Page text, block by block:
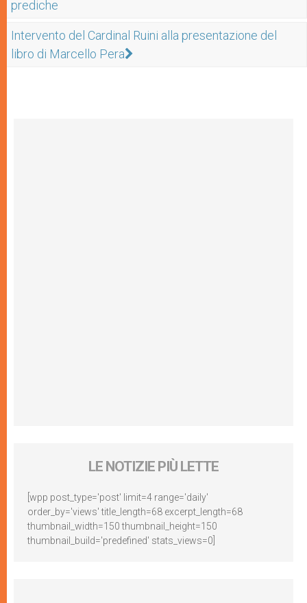
prediche
Intervento del Cardinal Ruini alla presentazione del
libro di Marcello Pera
LE NOTIZIE PIÙ LETTE
[wpp post_type='post' limit=4 range='daily'
order_by='views' title_length=68 excerpt_length=68
thumbnail_width=150 thumbnail_height=150
thumbnail_build='predefined' stats_views=0]